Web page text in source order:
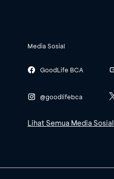
Media Sosial
GoodLife BCA
@goodlifebca
Lihat Semua Media Sosial